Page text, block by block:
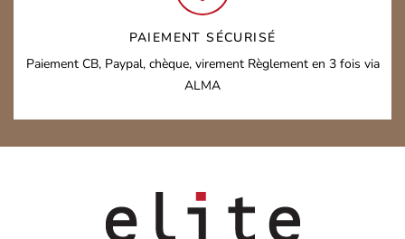
PAIEMENT SÉCURISÉ
Paiement CB, Paypal, chèque, virementRèglement en 3 fois via
ALMA